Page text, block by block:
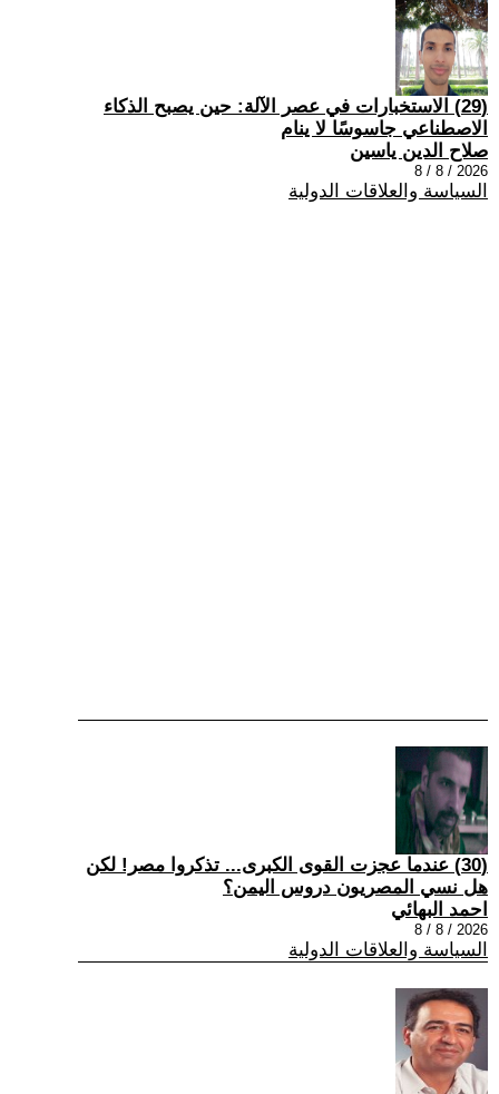
(29) الاستخبارات في عصر الآلة: حين يصبح الذكاء
الاصطناعي جاسوسًا لا ينام
صلاح الدين ياسين
2026 / 8 / 8
السياسة والعلاقات الدولية
(30) عندما عجزت القوى الكبرى... تذكروا مصر! لكن
هل نسي المصريون دروس اليمن؟
احمد البهائي
2026 / 8 / 8
السياسة والعلاقات الدولية